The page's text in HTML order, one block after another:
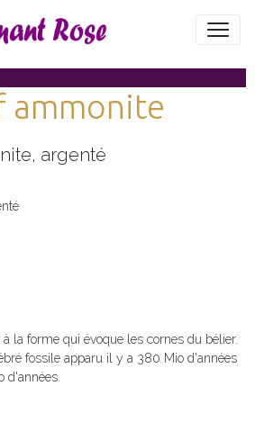
ammonite
argenté
à la forme qui évoque les cornes du bélier.
fossile apparu il y a 380 Mio d'années
d'années.